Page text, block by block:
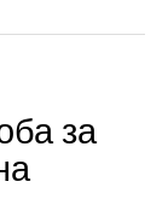
за